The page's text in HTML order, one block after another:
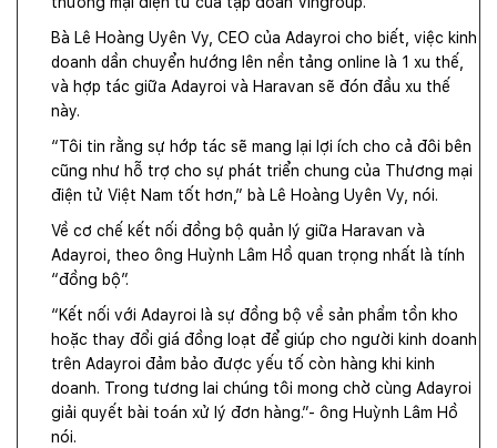
Bà Lê Hoàng Uyên Vy, CEO của Adayroi cho biết, việc kinh
doanh dần chuyển hướng lên nền tảng online là 1 xu thế,
và hợp tác giữa Adayroi và Haravan sẽ đón đầu xu thế
này.
“Tôi tin rằng sự hớp tác sẽ mang lại lợi ích cho cả đôi bên
cũng như hỗ trợ cho sự phát triển chung của Thương mại
điện tử Việt Nam tốt hơn,” bà Lê Hoàng Uyên Vy, nói.
Về cơ chế kết nối đồng bộ quản lý giữa Haravan và
Adayroi, theo ông Huỳnh Lâm Hồ quan trọng nhất là tính
“đồng bộ”.
“Kết nối với Adayroi là sự đồng bộ về sản phẩm tồn kho
hoặc thay đổi giá đồng loạt để giúp cho người kinh doanh
trên Adayroi đảm bảo được yếu tố còn hàng khi kinh
doanh. Trong tương lai chúng tôi mong chờ cùng Adayroi
giải quyết bài toán xử lý đơn hàng.”- ông Huỳnh Lâm Hồ
nói.